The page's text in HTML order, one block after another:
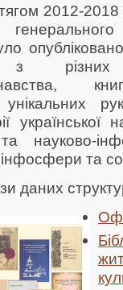
2012-
з різних
унікальних
української
науково-
та
даних